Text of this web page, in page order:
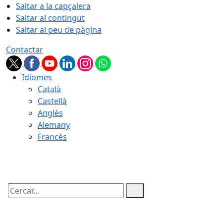
Saltar a la capçalera
Saltar al contingut
Saltar al peu de pàgina
Contactar
Idiomes
Català
Castellà
Anglès
Alemany
Francès
Cercar: